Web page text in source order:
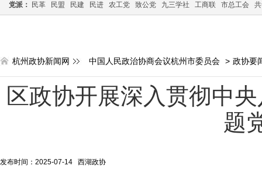
党派： 民革 民盟 民建 民进 农工党 致公党 九三学社 工商联 市总工会
杭州政协新闻网 中国人民政治协商会议杭州市委员会 > 政协要
区政协开展深入贯彻中
题
发布时间：2025-07-14 西湖政协